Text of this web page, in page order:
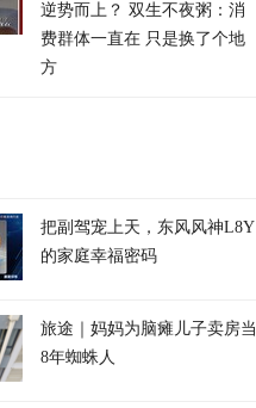
逆势而上？ 双生不夜粥：消
费群体一直在 只是换了个地
方
把副驾宠上天，东风风神L8Y
的家庭幸福密码
旅途｜妈妈为脑瘫儿子卖房当
8年蜘蛛人